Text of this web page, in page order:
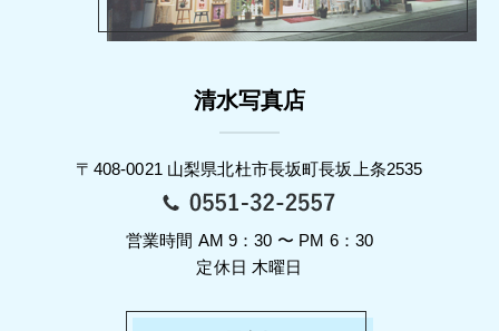
清水写真店
〒408-0021 山梨県北杜市長坂町長坂上条2535
営業時間 AM 9：30 〜 PM 6：30
定休日 木曜日